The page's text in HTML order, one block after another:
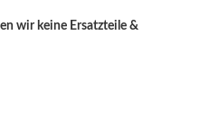
wir keine Ersatzteile &